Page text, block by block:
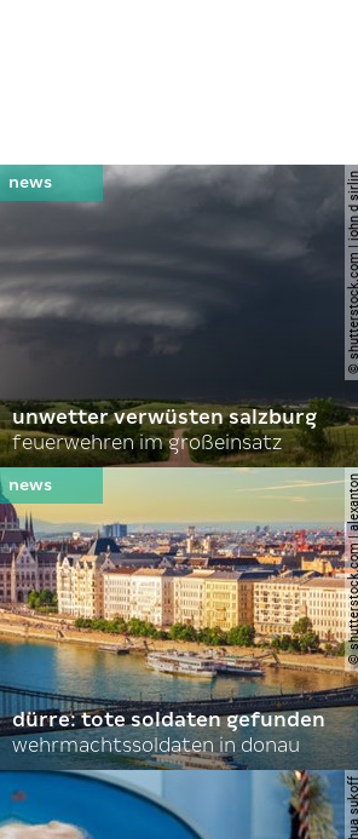
©
unwetter verwüsten salzburg
feuerwehren im großeinsatz
©
dürre: tote soldaten gefunden
wehrmachtssoldaten in donau